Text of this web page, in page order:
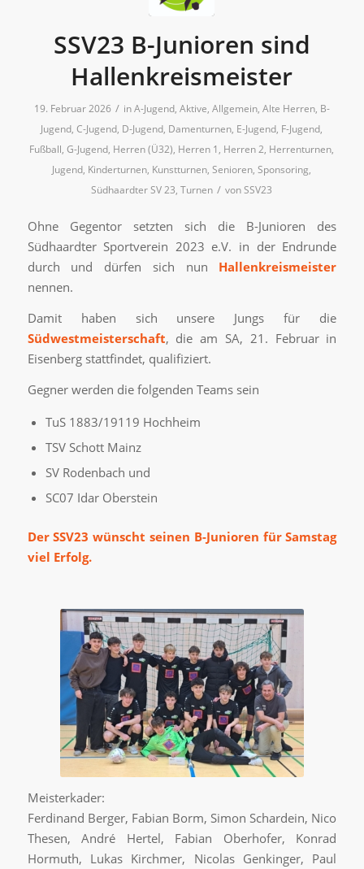
SSV23 B-Junioren sind
Hallenkreismeister
19. Februar 2026 / inA-Jugend, Aktive, Allgemein, Alte Herren, B-
Jugend,C-Jugend, D-Jugend, Damenturnen, E-Jugend, F-Jugend,
Fußball,G-Jugend, Herren (Ü32), Herren 1 , Herren 2, Herrenturnen,
Jugend, Kinderturnen, Kunstturnen,Senioren,Sponsoring,
Südhaardter SV 23,Turnen / vonSSV23
Ohne Gegentor setzten sich die B-Junioren des
Südhaardter Sportverein 2023 e.V. in der Endrunde
durch und dürfen sich nun Hallenkreismeister
nennen.
Damit haben sich unsere Jungs für die
Südwestmeisterschaft, die am SA, 21. Februar in
Eisenberg stattfindet, qualifiziert.
Gegner werden die folgenden Teams sein
TuS 1883/19119 Hochheim
TSV Schott Mainz
SV Rodenbach und
SC07 Idar Oberstein
Der SSV23 wünscht seinen B-Junioren für Samstag
viel Erfolg.
Meisterkader:
Ferdinand Berger, Fabian Borm, Simon Schardein, Nico
Thesen, André Hertel, Fabian Oberhofer, Konrad
Hormuth, Lukas Kirchmer, Nicolas Genkinger, Paul